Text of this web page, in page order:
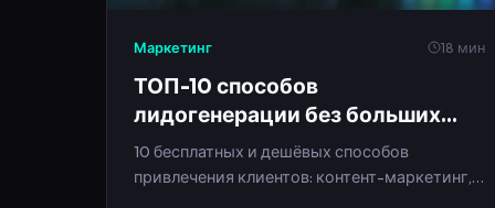
лидогенерации без больших
вложений — гайд 2025
10 бесплатных и дешёвых способов
привлечения клиентов: контент-маркетинг,
соцсети, партнёрства, лид-магниты,
автоворонки. Гайд с примерами и
28 декабря
Лидогенерация
Привлечение